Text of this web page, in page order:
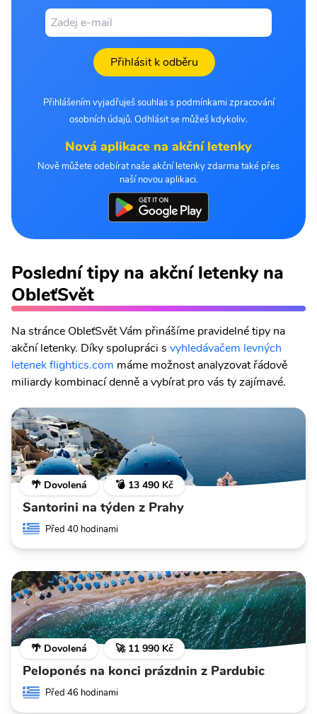
Přihlásit k odběru
Přihlášením vyjadřuješ souhlas s podmínkami zpracování
osobních údajů. Odhlásit se můžeš kdykoliv.
Nová aplikace na akční letenky
Nově můžete odebírat naše akční letenky zdarma také přes
naší novou aplikaci.
Poslední tipy na akční letenky na
ObleťSvět
Na stránce ObleťSvět Vám přinášíme pravidelné tipy na
akční letenky. Díky spolupráci s vyhledávačem levných
letenek flightics.com máme možnost analyzovat řádově
miliardy kombinací denně a vybírat pro vás ty zajímavé.
🌴 Dovolená 💣 13 490 Kč
Santorini na týden z Prahy
Před 40 hodinami
🌴 Dovolená 🚀 11 990 Kč
Peloponés na konci prázdnin z Pardubic
Před 46 hodinami